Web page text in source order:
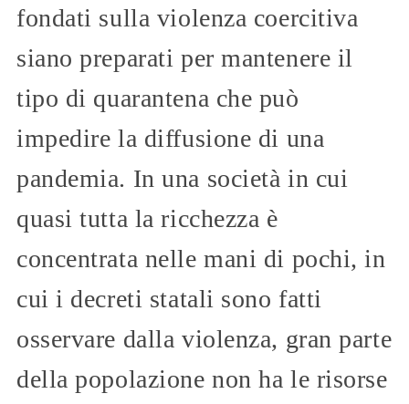
fondati sulla violenza coercitiva
siano preparati per mantenere il
tipo di quarantena che può
impedire la diffusione di una
pandemia. In una società in cui
quasi tutta la ricchezza è
concentrata nelle mani di pochi, in
cui i decreti statali sono fatti
osservare dalla violenza, gran parte
della popolazione non ha le risorse